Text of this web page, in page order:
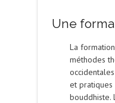
Une
La
méthodes
et
bouddhiste.